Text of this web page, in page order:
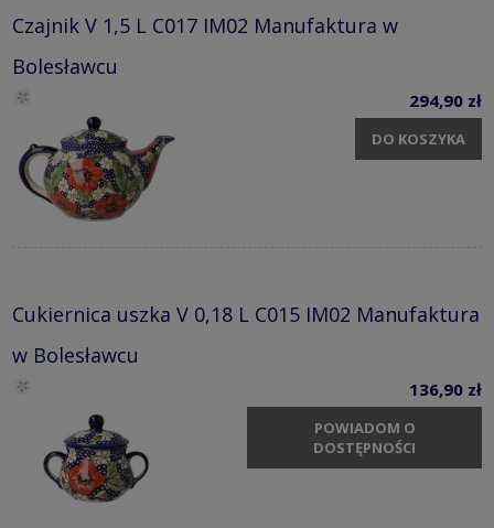
Czajnik V 1,5 L C017 IM02 Manufaktura w
Bolesławcu
294,90 zł
DO KOSZYKA
Cukiernica uszka V 0,18 L C015 IM02 Manufaktura
w Bolesławcu
136,90 zł
POWIADOM O
DOSTĘPNOŚCI